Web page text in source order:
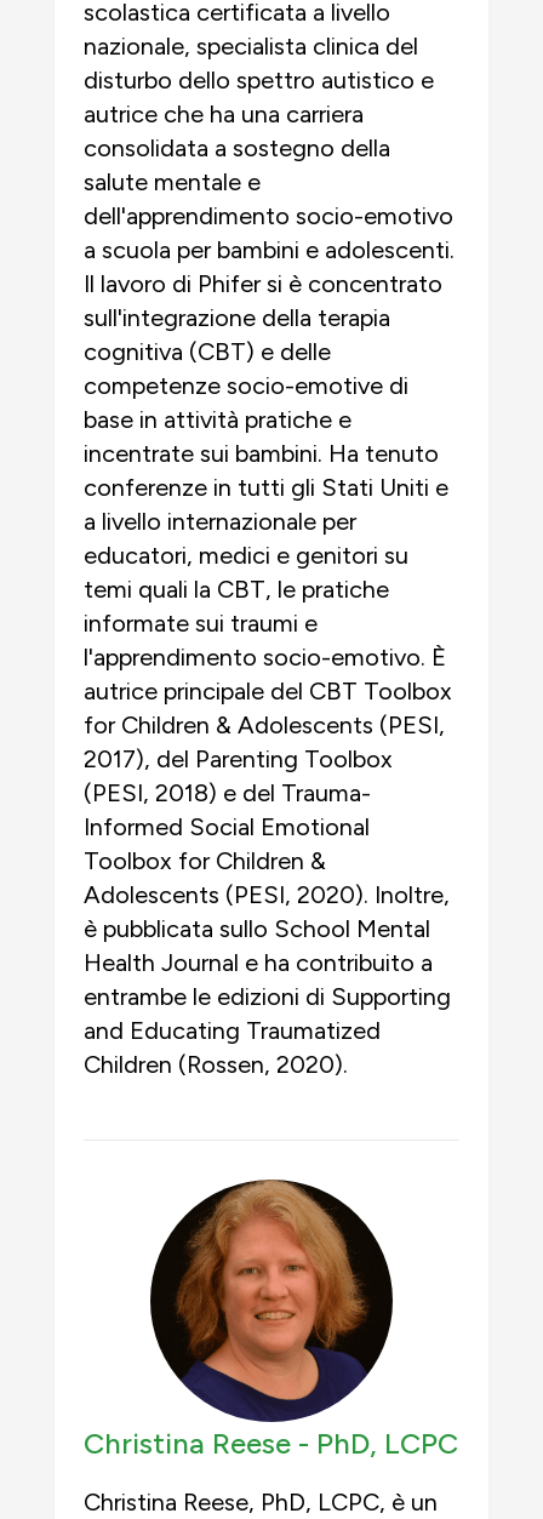
scolastica certificata a livello
nazionale, specialista clinica del
disturbo dello spettro autistico e
autrice che ha una carriera
consolidata a sostegno della
salute mentale e
dell'apprendimento socio-emotivo
a scuola per bambini e adolescenti.
Il lavoro di Phifer si è concentrato
sull'integrazione della terapia
cognitiva (CBT) e delle
competenze socio-emotive di
base in attività pratiche e
incentrate sui bambini. Ha tenuto
conferenze in tutti gli Stati Uniti e
a livello internazionale per
educatori, medici e genitori su
temi quali la CBT, le pratiche
informate sui traumi e
l'apprendimento socio-emotivo. È
autrice principale del CBT Toolbox
for Children & Adolescents (PESI,
2017), del Parenting Toolbox
(PESI, 2018) e del Trauma-
Informed Social Emotional
Toolbox for Children &
Adolescents (PESI, 2020). Inoltre,
è pubblicata sullo School Mental
Health Journal e ha contribuito a
entrambe le edizioni di Supporting
and Educating Traumatized
Children (Rossen, 2020).
Christina Reese - PhD, LCPC
Christina Reese, PhD, LCPC, è un